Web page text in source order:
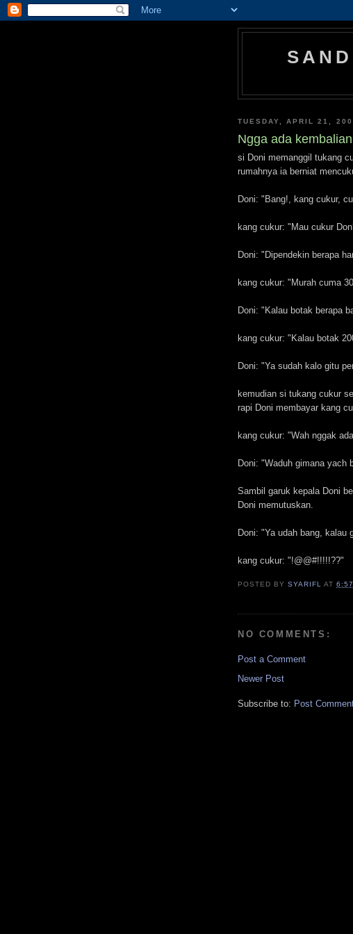
TUESDAY, APRIL 21,
Ngga ada kembalian
si Doni memanggil tukang
rumahnya ia berniat
Doni: "Bang!, kang cukur,
kang cukur: "Mau cukur
Doni: "Dipendekin berapa
kang cukur: "Murah cuma
Doni: "Kalau botak berapa
kang cukur: "Kalau botak
Doni: "Ya sudah kalo gitu
kemudian si tukang cukur
rapi Doni membayar kang
kang cukur: "Wah nggak
Doni: "Waduh gimana yach
Sambil garuk kepala Doni
Doni memutuskan.
Doni: "Ya udah bang, kalau
kang cukur: "!@@#!!!!!??"
POSTED BYSYARIFL AT
NO COMMENTS:
Post a Comment
Newer Post
Subscribe to: Post